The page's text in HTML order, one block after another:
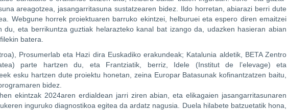
areagotzea, jasangarritasuna sustatzearen bidez. Ildo horretan, abiarazi berri dute
Webgune horrek proiektuaren barruko ekintzei, helburuei eta espero diren emaitzei
du, eta berrikuntza guztiak helarazteko kanal bat izango da, udazken hasieran abian
batera.
Prosumerlab eta Hazi dira Euskadiko erakundeak; Katalunia aldetik, BETA Zentro
parte hartzen du, eta Frantziatik, berriz, Idele (Institut de l’elevage) eta
esku hartzen dute proiektu honetan, zeina Europar Batasunak kofinantzatzen baitu,
bidez.
ekintzak 2024aren erdialdean jarri ziren abian, eta elikagaien jasangarritasunaren
inguruko diagnostikoa egitea da ardatz nagusia. Duela hilabete batzuetatik hona,